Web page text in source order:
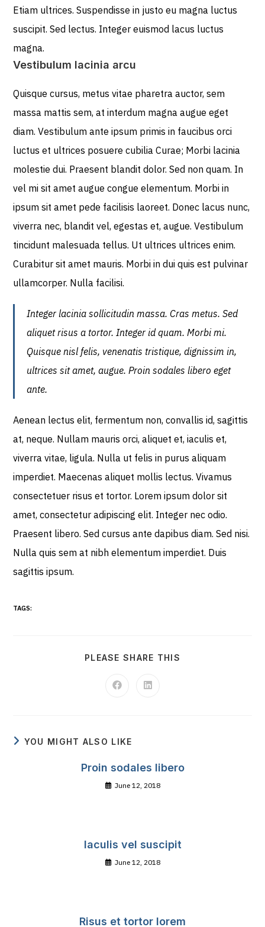
Etiam ultrices. Suspendisse in justo eu magna luctus
suscipit. Sed lectus. Integer euismod lacus luctus
magna.
Vestibulum lacinia arcu
Quisque cursus, metus vitae pharetra auctor, sem
massa mattis sem, at interdum magna augue eget
diam. Vestibulum ante ipsum primis in faucibus orci
luctus et ultrices posuere cubilia Curae; Morbi lacinia
molestie dui. Praesent blandit dolor. Sed non quam. In
vel mi sit amet augue congue elementum. Morbi in
ipsum sit amet pede facilisis laoreet. Donec lacus nunc,
viverra nec, blandit vel, egestas et, augue. Vestibulum
tincidunt malesuada tellus. Ut ultrices ultrices enim.
Curabitur sit amet mauris. Morbi in dui quis est pulvinar
ullamcorper. Nulla facilisi.
Integer lacinia sollicitudin massa. Cras metus. Sed
aliquet risus a tortor. Integer id quam. Morbi mi.
Quisque nisl felis, venenatis tristique, dignissim in,
ultrices sit amet, augue. Proin sodales libero eget
ante.
Aenean lectus elit, fermentum non, convallis id, sagittis
at, neque. Nullam mauris orci, aliquet et, iaculis et,
viverra vitae, ligula. Nulla ut felis in purus aliquam
imperdiet. Maecenas aliquet mollis lectus. Vivamus
consectetuer risus et tortor. Lorem ipsum dolor sit
amet, consectetur adipiscing elit. Integer nec odio.
Praesent libero. Sed cursus ante dapibus diam. Sed nisi.
Nulla quis sem at nibh elementum imperdiet. Duis
sagittis ipsum.
TAGS:
PLEASE SHARE THIS
YOU MIGHT ALSO LIKE
Proin sodales libero
June 12, 2018
Iaculis vel suscipit
June 12, 2018
Risus et tortor lorem